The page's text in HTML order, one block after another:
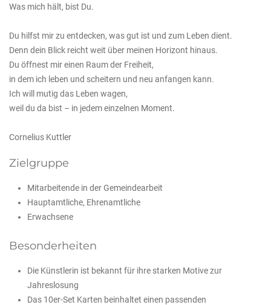
Was mich hält, bist Du.
Du hilfst mir zu entdecken, was gut ist und zum Leben dient.
Denn dein Blick reicht weit über meinen Horizont hinaus.
Du öffnest mir einen Raum der Freiheit,
in dem ich leben und scheitern und neu anfangen kann.
Ich will mutig das Leben wagen,
weil du da bist – in jedem einzelnen Moment.
Cornelius Kuttler
Zielgruppe
Mitarbeitende in der Gemeindearbeit
Hauptamtliche, Ehrenamtliche
Erwachsene
Besonderheiten
Die Künstlerin ist bekannt für ihre starken Motive zur
Jahreslosung
Das 10er-Set Karten beinhaltet einen passenden